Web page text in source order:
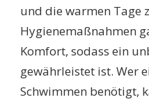
und die warmen Tage
Hygienemaßnahmen
Komfort, sodass ein
gewährleistet ist. Wer
Schwimmen benötigt,